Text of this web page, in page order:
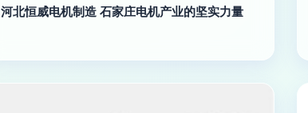
河北恒威电机制造 石家庄电机产业的坚实力量